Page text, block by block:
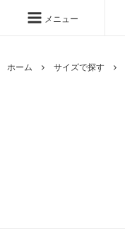
メニュー
ホーム サイズで探す